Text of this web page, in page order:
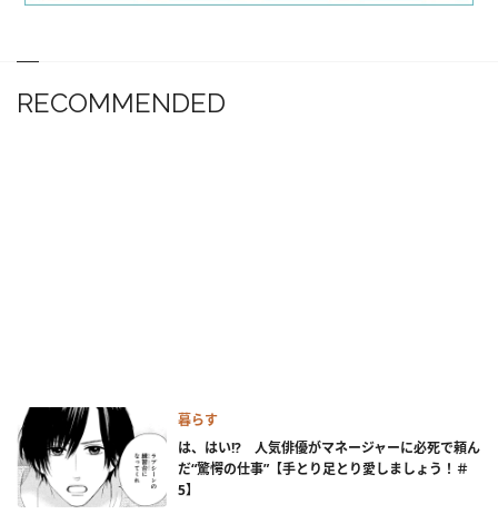
RECOMMENDED
暮らす
は、はい!? 人気俳優がマネージャーに必死で頼ん
だ“驚愕の仕事”【手とり足とり愛しましょう！＃
5】